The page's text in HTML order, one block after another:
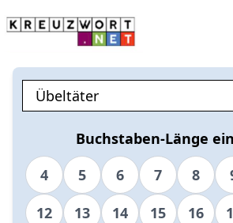
Buchstaben-Länge
4
5 6 7 8
12
13 14 15 16